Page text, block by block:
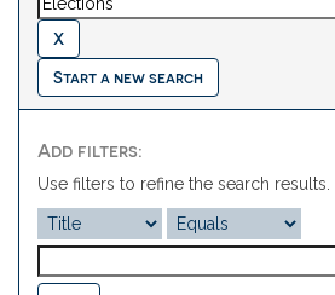
Start a new search
Add filters:
Use filters to refine the search results.